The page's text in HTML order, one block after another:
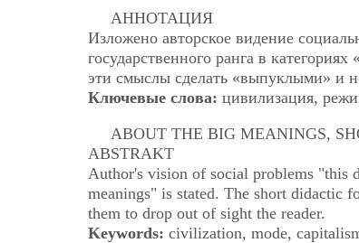
АННОТАЦИЯ
Изложено авторское видение
государственного ранга в
эти смыслы сделать «выпуклыми» и
Ключевые слова: цивилизация,
ABOUT THE BIG MEANINGS,
ABSTRAKT
Author's vision of social problems "this
meanings" is stated. The short didactic
them to drop out of sight the reader.
Keywords: civilization, mode,